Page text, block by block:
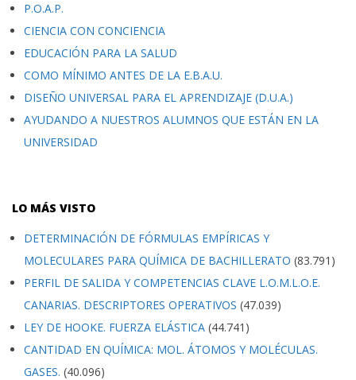
P.O.A.P.
CIENCIA CON CONCIENCIA
EDUCACIÓN PARA LA SALUD
COMO MÍNIMO ANTES DE LA E.B.A.U.
DISEÑO UNIVERSAL PARA EL APRENDIZAJE (D.U.A.)
AYUDANDO A NUESTROS ALUMNOS QUE ESTÁN EN LA
UNIVERSIDAD
LO MÁS VISTO
DETERMINACIÓN DE FÓRMULAS EMPÍRICAS Y
MOLECULARES PARA QUÍMICA DE BACHILLERATO (83.791)
PERFIL DE SALIDA Y COMPETENCIAS CLAVE L.O.M.L.O.E.
CANARIAS. DESCRIPTORES OPERATIVOS (47.039)
LEY DE HOOKE. FUERZA ELÁSTICA (44.741)
CANTIDAD EN QUÍMICA: MOL. ÁTOMOS Y MOLÉCULAS.
GASES. (40.096)